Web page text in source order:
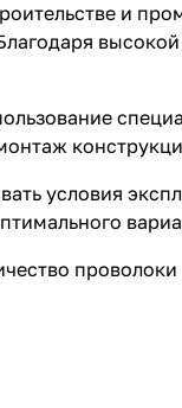
и
условия